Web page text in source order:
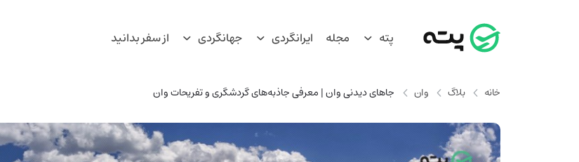
پته مجله ایرانگردی جهانگردی از سفر بدانید
خانه بلاگ وان جاهای دیدنی وان | معرفی جاذبه‌های گردشگری و تفریحات وان